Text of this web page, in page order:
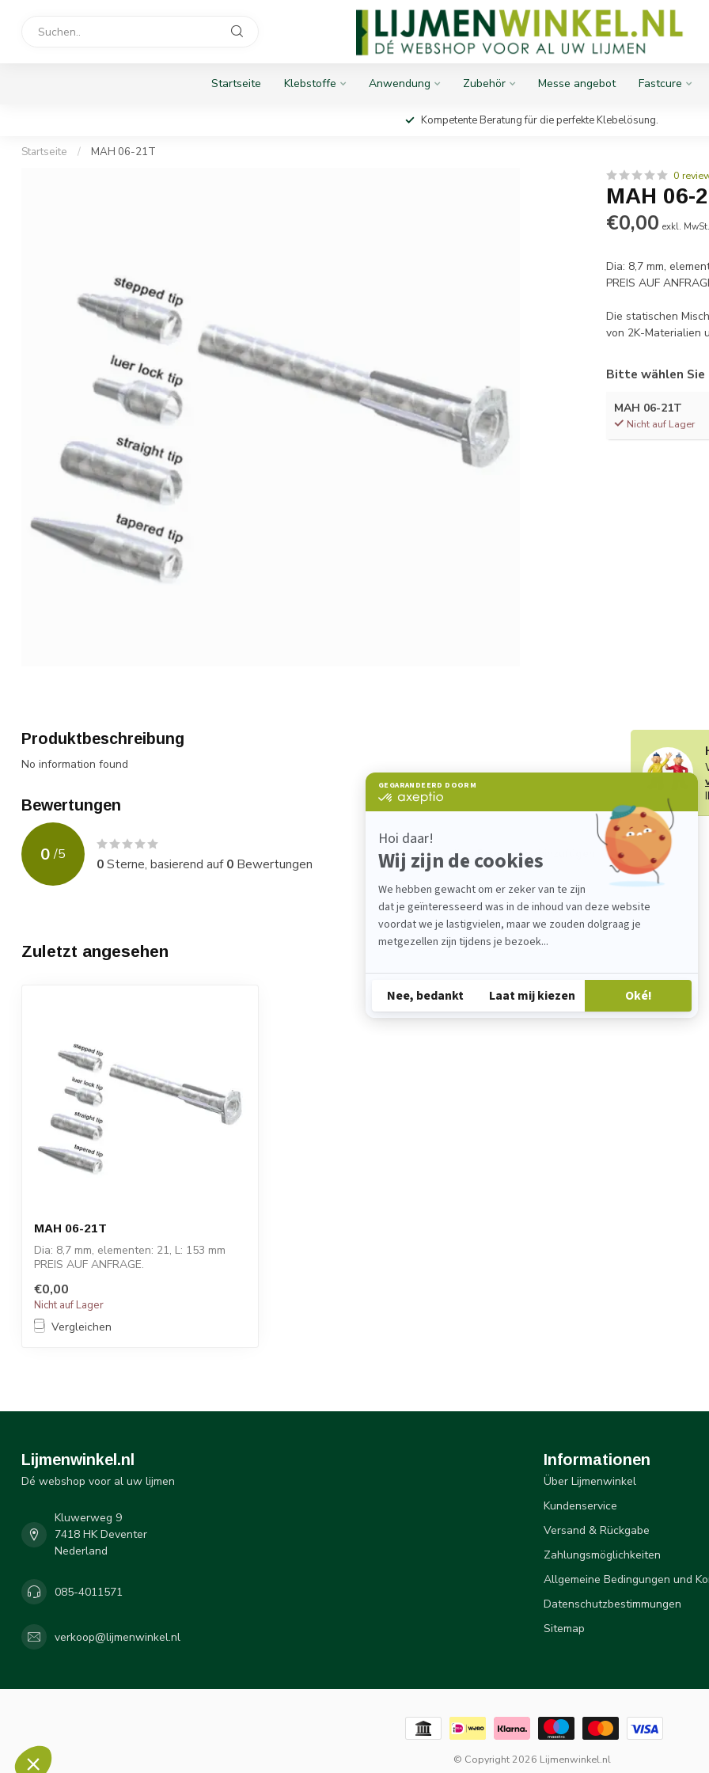
Startseite Klebstoffe Anwendung Zubehör Messe angebot Fastcure
Kompetente Beratung für die perfekte Klebelösung.
Startseite / MAH 06-21T
0
MAH 06-
€0,00 exkl. MwSt.
Dia: 8,7 mm,
PREIS AUF
Die statischen
von 2K-Materialien
Bitte wählen Sie
MAH 06-21T
Nicht auf Lager
Produktbeschreibung
No information found
Bewertungen
0 /5
0Sterne, basierend auf0 Bewertungen
Ihre Bewertung hinzufügen
Zuletzt angesehen
MAH 06-21T
Dia: 8,7 mm, elementen: 21, L: 153 mm
PREIS AUF ANFRAGE.
Die statischen Misc...
€0,00
Nicht auf Lager
Vergleichen
Lijmenwinkel.nl
Dé webshop voor al uw lijmen
Kluwerweg 9
7418 HK Deventer
Nederland
085-4011571
verkoop@lijmenwinkel.nl
Informationen
Über Lijmenwinkel
Kundenservice
Versand & Rückgabe
Zahlungsmöglichkeiten
Allgemeine Bedingungen und
Datenschutzbestimmungen
Sitemap
© Copyright 2026 Lijmenwinkel.nl